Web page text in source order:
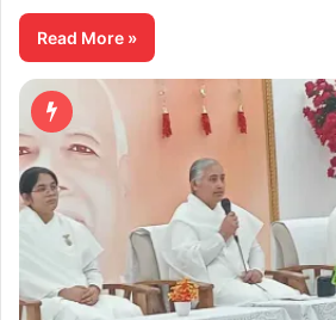
Read More »